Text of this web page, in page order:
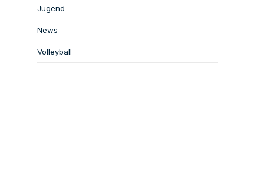
Jugend
News
Volleyball